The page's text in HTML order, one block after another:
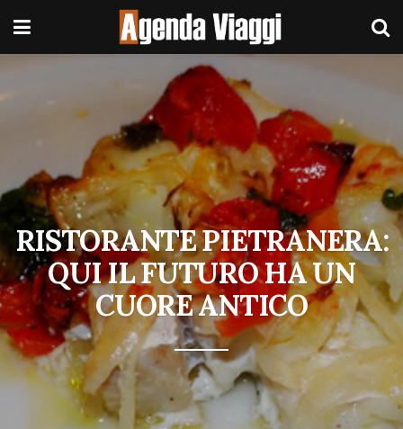
RISTORANTE PIETRANERA:
QUI IL FUTURO HA UN
CUORE ANTICO